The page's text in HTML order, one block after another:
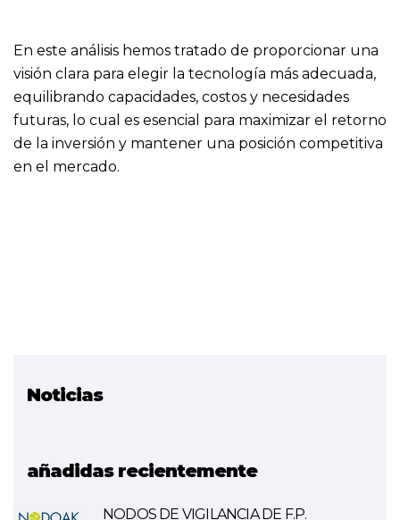
En este análisis hemos tratado de proporcionar una
visión clara para elegir la tecnología más adecuada,
equilibrando capacidades, costos y necesidades
futuras, lo cual es esencial para maximizar el retorno
de la inversión y mantener una posición competitiva
en el mercado.
Noticias
añadidas recientemente
NODOS DE VIGILANCIA DE F.P.